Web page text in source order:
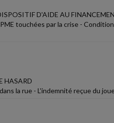
D'AIDE AU
touchées par la crise -
HASARD
la rue - L'indemnité reçue du